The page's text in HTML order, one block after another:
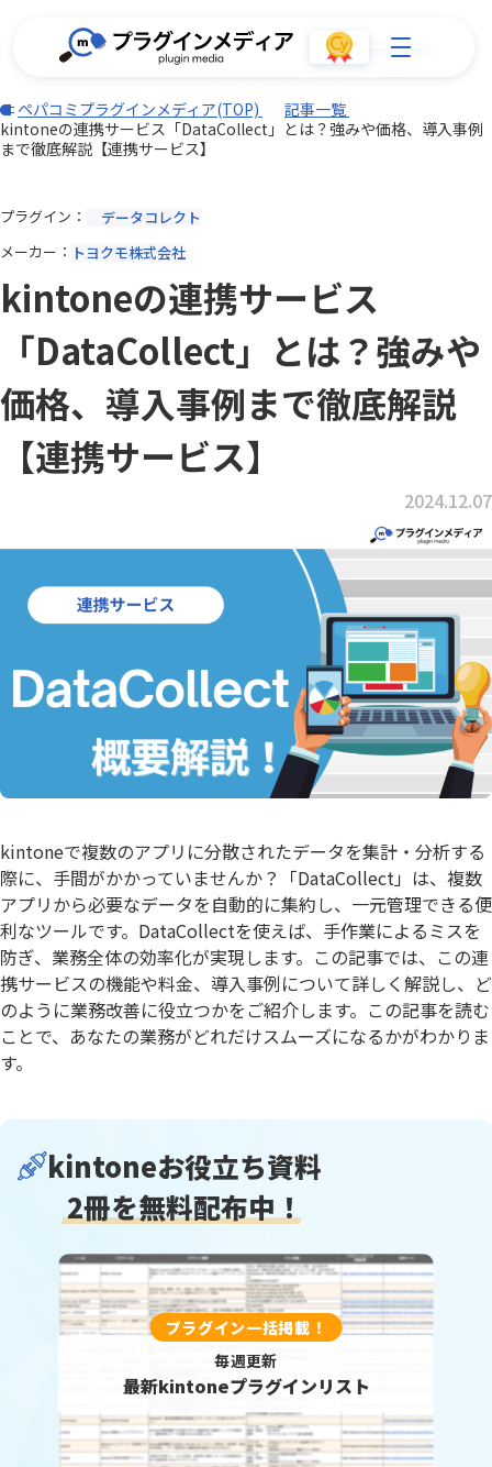
ペパコミプラグインメディア(TOP)
記事一覧
kintoneの連携サービス「DataCollect」とは？強みや価格、導入事例
まで徹底解説【連携サービス】
プラグイン
データコレクト
メーカー
トヨクモ株式会社
kintoneの連携サービス
「DataCollect」とは？強みや
価格、導入事例まで徹底解説
【連携サービス】
2024.12.07
kintoneで複数のアプリに分散されたデータを集計・分析する
際に、手間がかかっていませんか？「DataCollect」は、複数
アプリから必要なデータを自動的に集約し、一元管理できる便
利なツールです。DataCollectを使えば、手作業によるミスを
防ぎ、業務全体の効率化が実現します。この記事では、この連
携サービスの機能や料金、導入事例について詳しく解説し、ど
のように業務改善に役立つかをご紹介します。この記事を読む
ことで、あなたの業務がどれだけスムーズになるかがわかりま
す。
kintoneお役立ち資料
2冊を無料配布中！
プラグイン一括掲載！
毎週更新
最新kintoneプラグインリスト